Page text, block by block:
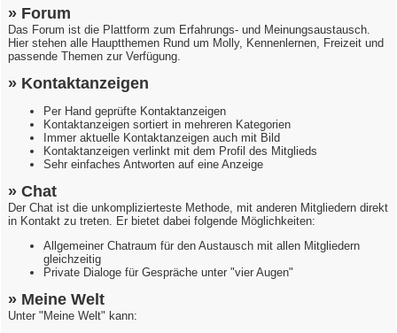
» Forum
Das Forum ist die Plattform zum Erfahrungs- und Meinungsaustausch.
Hier stehen alle Hauptthemen Rund um Molly, Kennenlernen, Freizeit und
passende Themen zur Verfügung.
» Kontaktanzeigen
Per Hand geprüfte Kontaktanzeigen
Kontaktanzeigen sortiert in mehreren Kategorien
Immer aktuelle Kontaktanzeigen auch mit Bild
Kontaktanzeigen verlinkt mit dem Profil des Mitglieds
Sehr einfaches Antworten auf eine Anzeige
» Chat
Der Chat ist die unkomplizierteste Methode, mit anderen Mitgliedern direkt
in Kontakt zu treten. Er bietet dabei folgende Möglichkeiten:
Allgemeiner Chatraum für den Austausch mit allen Mitgliedern
gleichzeitig
Private Dialoge für Gespräche unter "vier Augen"
» Meine Welt
Unter "Meine Welt" kann: